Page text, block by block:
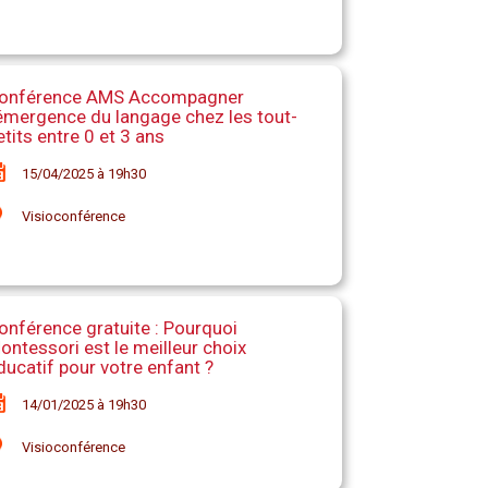
AMS Accompagner
du langage chez les tout-
entre 0 et 3 ans
15/04/2025 à 19h30
Visioconférence
gratuite : Pourquoi
est le meilleur choix
pour votre enfant ?
14/01/2025 à 19h30
Visioconférence